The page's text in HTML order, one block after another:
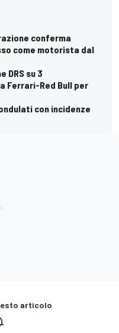
conferma
come motorista dal
DRS su 3
Ferrari-Red Bull per
con incidenze
articolo